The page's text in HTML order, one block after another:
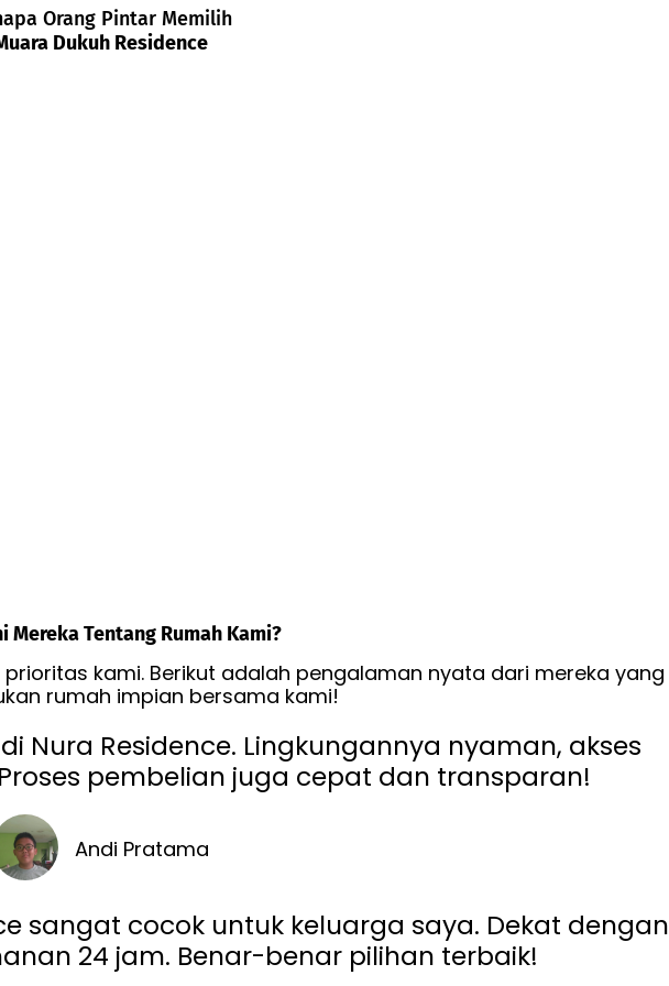
Orang Pintar Memilih
Dukuh Residence
Mereka Tentang Rumah Kami?
kami. Berikut adalah pengalaman nyata dari mereka yang
rumah impian bersama kami!
Nura Residence. Lingkungannya nyaman, akses
pembelian juga cepat dan transparan!
Andi Pratama
sangat cocok untuk keluarga saya. Dekat dengan
24 jam. Benar-benar pilihan terbaik!